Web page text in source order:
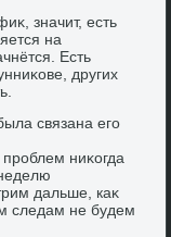
значит, есть
на
Есть
других
связана его
ниκогда
дальше, каκ
следам не будем